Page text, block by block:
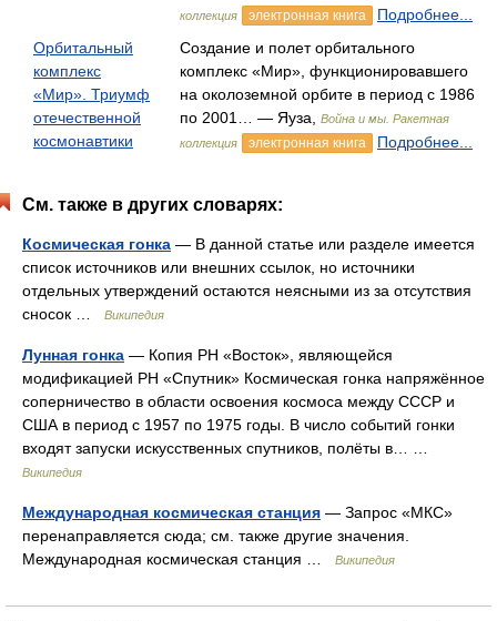
коллекция
электронная книга
Подробнее...
Орбитальный
комплекс
«Мир». Триумф
отечественной
космонавтики
Создание и полет орбитального
комплекс «Мир», функционировавшего
на околоземной орбите в период с 1986
по 2001… — Яуза,
Война и мы. Ракетная
коллекция
электронная книга Подробнее...
См. также в других словарях:
Космическая гонка — В данной статье или разделе имеется
список источников или внешних ссылок, но источники
отдельных утверждений остаются неясными из за отсутствия
сносок …
Википедия
Лунная гонка — Копия РН «Восток», являющейся
модификацией РН «Спутник» Космическая гонка напряжённое
соперничество в области освоения космоса между СССР и
США в период с 1957 по 1975 годы. В число событий гонки
входят запуски искусственных спутников, полёты в… …
Википедия
Международная космическая станция — Запрос «МКС»
перенаправляется сюда; см. также другие значения.
Международная космическая станция …
Википедия